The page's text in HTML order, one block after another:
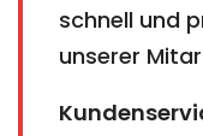
schnell und
unserer